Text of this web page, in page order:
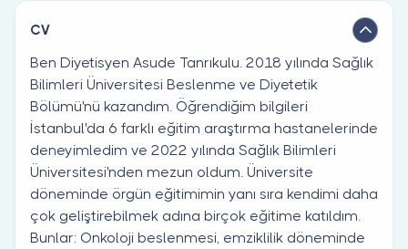
CV
Ben Diyetisyen Asude Tanrıkulu. 2018 yılında Sağlık
Bilimleri Üniversitesi Beslenme ve Diyetetik
Bölümü'nü kazandım. Öğrendiğim bilgileri
İstanbul'da 6 farklı eğitim araştırma hastanelerinde
deneyimledim ve 2022 yılında Sağlık Bilimleri
Üniversitesi'nden mezun oldum. Üniversite
döneminde örgün eğitimimin yanı sıra kendimi daha
çok geliştirebilmek adına birçok eğitime katıldım.
Bunlar: Onkoloji beslenmesi, emziklilik döneminde